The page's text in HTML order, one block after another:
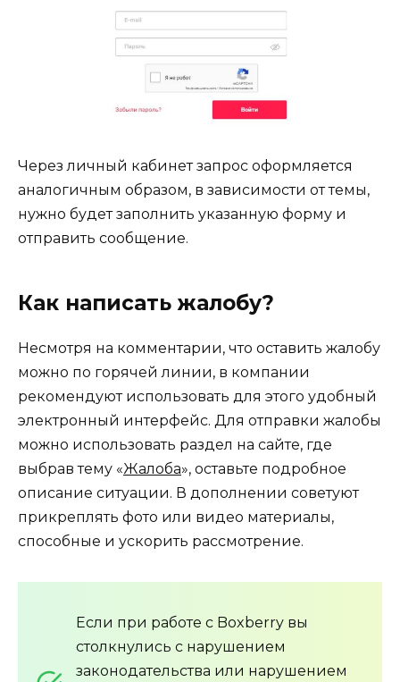
Через личный кабинет запрос оформляется
аналогичным образом, в зависимости от темы,
нужно будет заполнить указанную форму и
отправить сообщение.
Как написать жалобу?
Несмотря на комментарии, что оставить жалобу
можно по горячей линии, в компании
рекомендуют использовать для этого удобный
электронный интерфейс. Для отправки жалобы
можно использовать раздел на сайте, где
выбрав тему «Жалоба», оставьте подробное
описание ситуации. В дополнении советуют
прикреплять фото или видео материалы,
способные и ускорить рассмотрение.
Если при работе с Boxberry вы
столкнулись с нарушением
законодательства или нарушением